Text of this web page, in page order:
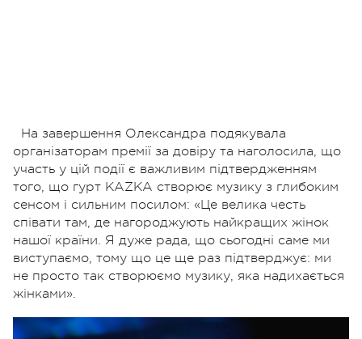
На завершення Олександра подякувала
організаторам премії за довіру та наголосила, що
участь у цій події є важливим підтвердженням
того, що гурт KAZKA створює музику з глибоким
сенсом і сильним посилом: «Це велика честь
співати там, де нагороджують найкращих жінок
нашої країни. Я дуже рада, що сьогодні саме ми
виступаємо, тому що це ще раз підтверджує: ми
не просто так створюємо музику, яка надихається
жінками».